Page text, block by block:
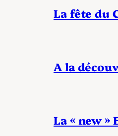
La fête du
A la
La « new »